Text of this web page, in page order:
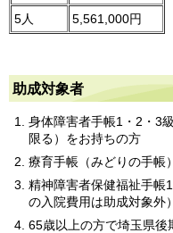
5人
5,561,000円
助成対象者
身体障害者手帳1・2・3
限る）をお持ちの方
療育手帳（みどりの手帳
精神障害者保健福祉手帳
の入院費用は助成対象外）
65歳以上の方で埼玉県後